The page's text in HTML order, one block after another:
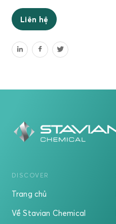
Liên hệ
DISCOVER
Trang chủ
Về Stavian Chemical